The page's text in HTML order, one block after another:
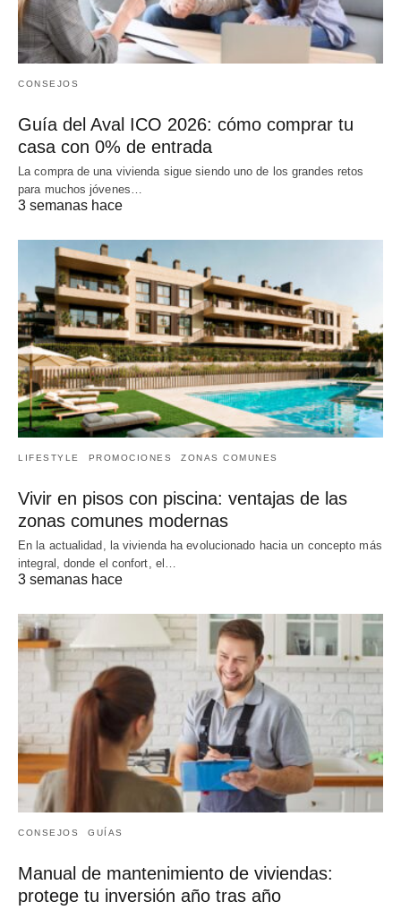
CONSEJOS
Guía del Aval ICO 2026: cómo comprar tu
casa con 0% de entrada
La compra de una vivienda sigue siendo uno de los grandes retos
para muchos jóvenes…
3 semanas hace
LIFESTYLE PROMOCIONES ZONAS COMUNES
Vivir en pisos con piscina: ventajas de las
zonas comunes modernas
En la actualidad, la vivienda ha evolucionado hacia un concepto más
integral, donde el confort, el…
3 semanas hace
CONSEJOS GUÍAS
Manual de mantenimiento de viviendas:
protege tu inversión año tras año